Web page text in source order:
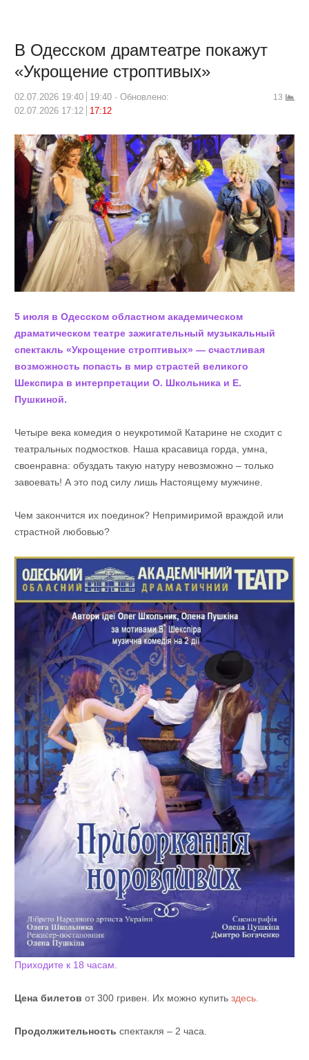
В Одесском драмтеатре покажут
«Укрощение строптивых»
02.07.2026 19:40 19:40
Обновлено:
02.07.2026 17:12
17:12
13
5 июля в Одесском областном академическом
драматическом театре зажигательный музыкальный
спектакль «Укрощение строптивых» — счастливая
возможность попасть в мир cтрастей великого
Шекспира в интерпретации О. Школьника и Е.
Пушкиной.
Четыре века комедия о неукротимой Катарине не сходит с
театральных подмостков. Наша красавица горда, умна,
своенравна: обуздать такую натуру невозможно – только
завоевать! А это под силу лишь Настоящему мужчине.
Чем закончится их поединок? Непримиримой враждой или
страстной любовью?
Приходите к 18 часам.
Цена билетов от 300 гривен. Их можно купить здесь.
Продолжительность спектакля – 2 часа.